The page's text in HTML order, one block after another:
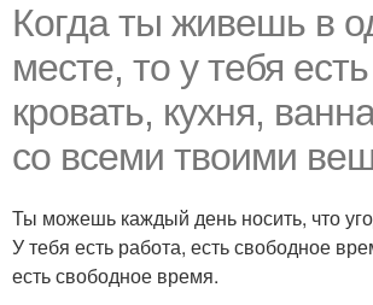
Когда ты живешь в
месте, то у тебя
кровать, кухня,
со всеми твоими
Ты можешь каждый день носить, что
У тебя есть работа, есть свободное
есть свободное время.